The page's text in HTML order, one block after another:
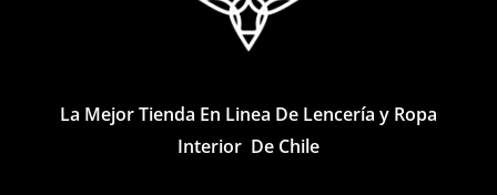
página
La Mejor Tienda En Linea De Lencería y Ropa
Interior De Chile